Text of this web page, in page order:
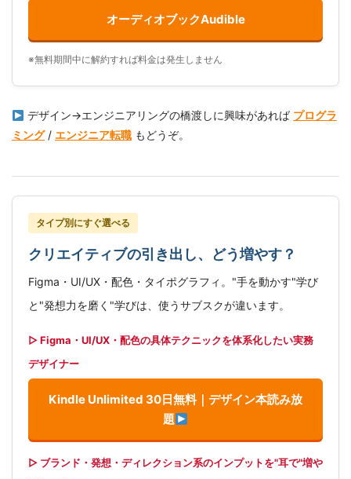
オーディオブックAudible
※無料期間中に解約すれば料金は発生しません
デザイン→エンジニアリングの橋渡しに興味があれば プログラ
ミング/ エンジニア転職 もどうぞ。
タイプ別にすぐ選べる
クリエイティブの引き出し、どう増やす？
Figma・UI/UX・配色・タイポグラフィ。"手を動かす"学び
と"発想力を磨く"学びは、使うサブスクが違います。
▷ Figma・UI/UX・配色の具体テクニックを体系化したい実務
デザイナー
Kindle Unlimited 30日無料｜デザイン本読み放
題
▷ ブランド・発想・ディレクション系のインプットを"耳で"増や